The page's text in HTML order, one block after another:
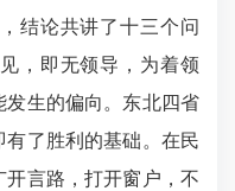
论共讲了十三个问
，即无领导，为着领
生的偏向。东北四省
了胜利的基础。在民
言路，打开窗户，不